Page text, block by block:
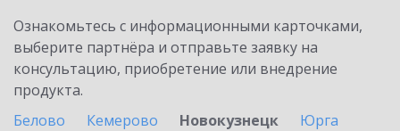
Ознакомьтесь с информационными карточками,
выберите партнёра и отправьте заявку на
консультацию, приобретение или внедрение
продукта.
Белово
Кемерово Новокузнецк
Юрга